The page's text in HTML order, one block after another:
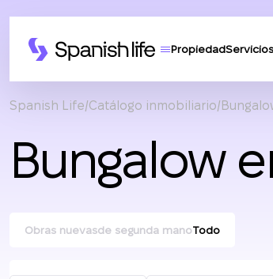
PropiedadServicios
Spanish Life Catálogo inmobiliario
Bungalow
Obras nuevasde segunda manoTodo